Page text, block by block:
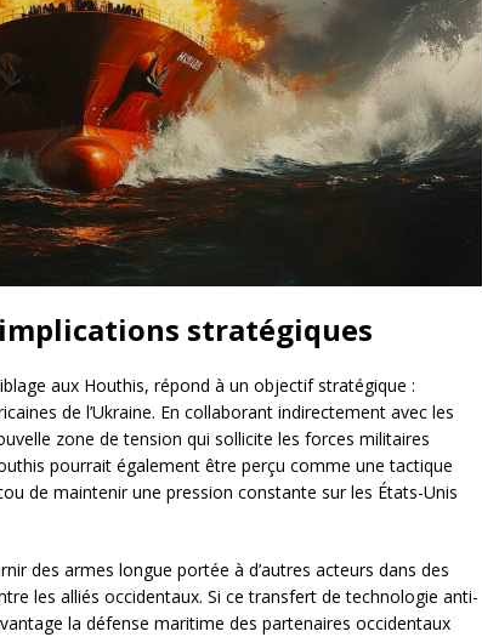
stratégiques
aux Houthis, répond à un objectif stratégique :
de l’Ukraine. En collaborant indirectement avec les
zone de tension qui sollicite les forces militaires
pourrait également être perçu comme une tactique
de maintenir une pression constante sur les États-Unis
des armes longue portée à d’autres acteurs dans des
les alliés occidentaux. Si ce transfert de technologie anti-
la défense maritime des partenaires occidentaux